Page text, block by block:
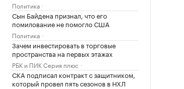
Политика
Сын Байдена признал, что его
помилование не помогло США
Политика
Зачем инвестировать в торговые
пространства на первых этажах
РБК и ПИК Серия плюс
СКА подписал контракт с защитником,
который провел пять сезонов в НХЛ